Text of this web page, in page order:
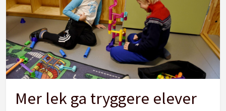
Mer lek ga tryggere elever